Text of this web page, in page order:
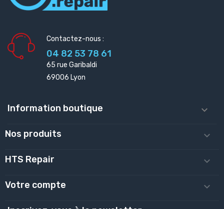
Contactez-nous :
04 82 53 78 61
65 rue Garibaldi
69006 Lyon
Information boutique 
Nos produits 
HTS Repair 
Votre compte 